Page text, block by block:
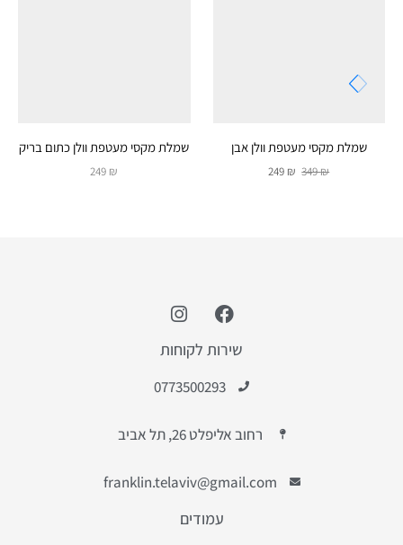
שמלת מקסי מעטפת וולן אבן
349₪
249 ₪
שמלת מקסי מעטפת וולן כתום בריק
249 ₪
שירות לקוחות
0773500293
רחוב אליפלט 26, תל אביב
franklin.telaviv@gmail.com
עמודים